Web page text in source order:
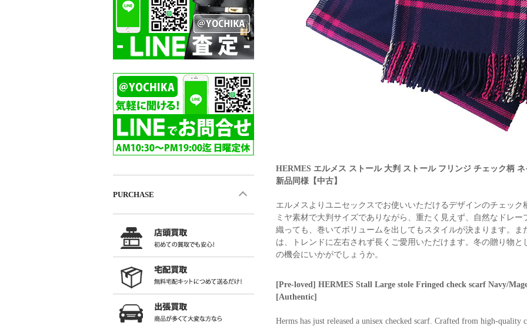
HERMES エルメス ストール 大判 ストール フリンジ チェック柄
新品同様【中古】
エルメスよりユニセックスでお使いいただけるデザインのチェッ
ミヤ素材で大判サイズでありながら、重たく見えず、自然なドレ
織っても、巻いてボリュームを出してもスタイルが決まります。
は、トレンドに左右されず長くご愛用いただけます。冬の贈り物
の機会にいかがでしょうか。
[Pre-loved] HERMES Stall Large stole Fringed check scarf Navy/
[Authentic]
Herms has just released a unisex checked scarf. Crafted from high-quality
PURCHASE